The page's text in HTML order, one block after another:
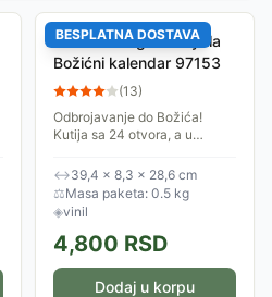
BESPLATNA DOSTAVA
Schleich® figure Bayala
Božićni kalendar 97153
(13)
Odbrojavanje do Božića!
Kutija sa 24 otvora, a u
figura - poklon za taj dan!
Tračak magije, tračak mašte i
praznična...
↔39,4 × 8,3 × 28,6 cm
⚖Masa paketa: 0.5 kg
◈vinil
4,800 RSD
Dodaj u korpu